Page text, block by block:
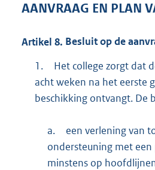
AANVRAAG EN PLAN
Artikel 8. Besluit op de
1.
Het college zorgt dat
acht weken na het eerste
beschikking ontvangt. De
a.
een verlening van
ondersteuning met
minstens op